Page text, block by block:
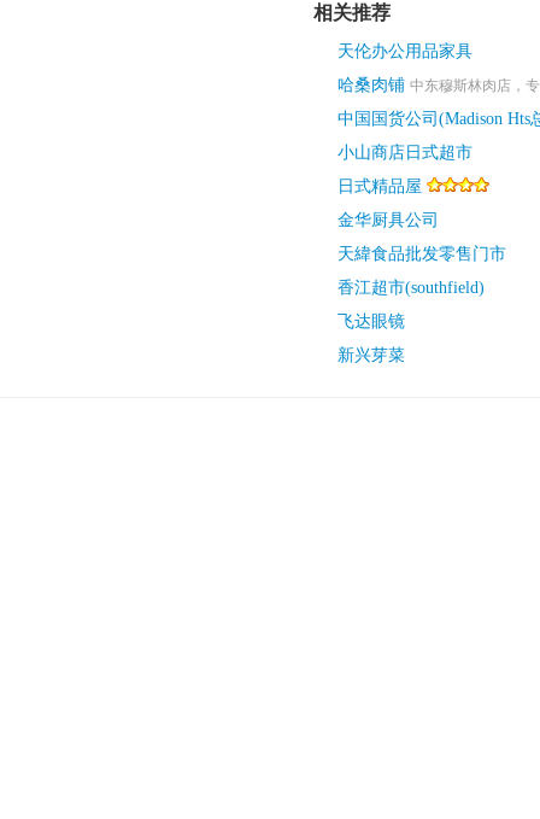
相关推荐
天伦办公用品家具
哈桑肉铺 中东穆斯林肉店，
中国国货公司(Madison Hts
小山商店日式超市
日式精品屋
金华厨具公司
天緯食品批发零售门市
香江超市(southfield)
飞达眼镜
新兴芽菜